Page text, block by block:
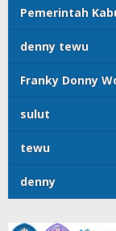
Pemerintah
denny tewu
Franky Donny
sulut
tewu
denny